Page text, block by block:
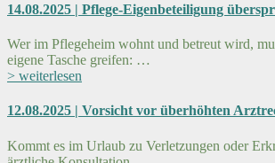
14.08.2025 | Pflege-Eigenbeteiligung
Wer im Pflegeheim wohnt und betreut wird,
eigene Tasche greifen: …
> weiterlesen
12.08.2025 | Vorsicht vor überhöhten
Kommt es im Urlaub zu Verletzungen oder